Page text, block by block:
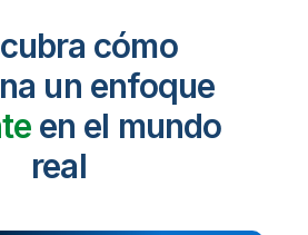
cómo
un enfoque
en el mundo
real